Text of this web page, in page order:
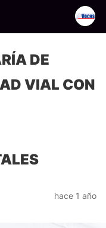
DE
VIAL CON
hace 1 año